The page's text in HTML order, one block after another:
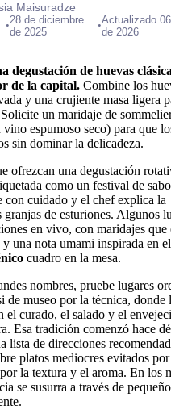
Maisuradze
•28 de diciembre
de 2025
•Actualizado
de 2026
degustación de huevas
de la capital. Combine los
y una crujiente masa ligera
un maridaje de
espumoso seco) para que
sin dominar la delicadeza.
ofrezcan una degustación
como un festival de
con cuidado y el chef explica la
granjas de esturiones. Algunos
en vivo, con maridajes que
y una nota umami inspirada en
cuadro en la mesa.
nombres, pruebe lugares
de museo por la técnica, donde
el curado, el salado y el
Esa tradición comenzó hace
lista de direcciones
platos mediocres evitados
la textura y el aroma. En los
se susurra a través de